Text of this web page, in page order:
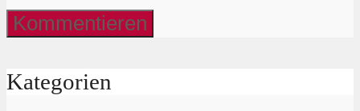
Kategorien